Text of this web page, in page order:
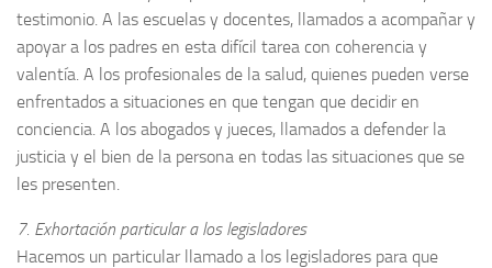
testimonio. A las escuelas y docentes, llamados a acompañar y
apoyar a los padres en esta difícil tarea con coherencia y
valentía. A los profesionales de la salud, quienes pueden verse
enfrentados a situaciones en que tengan que decidir en
conciencia. A los abogados y jueces, llamados a defender la
justicia y el bien de la persona en todas las situaciones que se
les presenten.
7. Exhortación particular a los legisladores
Hacemos un particular llamado a los legisladores para que